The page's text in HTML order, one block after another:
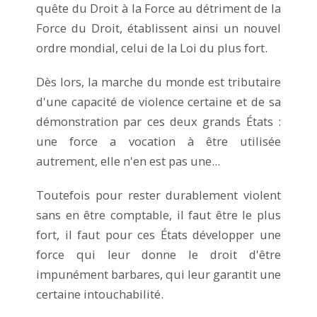
quête du Droit à la Force au détriment de la
Force du Droit, établissent ainsi un nouvel
ordre mondial, celui de la Loi du plus fort.
Dès lors, la marche du monde est tributaire
d'une capacité de violence certaine et de sa
démonstration par ces deux grands États :
une force a vocation à être utilisée
autrement, elle n'en est pas une...
Toutefois pour rester durablement violent
sans en être comptable, il faut être le plus
fort, il faut pour ces États développer une
force qui leur donne le droit d'être
impunément barbares, qui leur garantit une
certaine intouchabilité.